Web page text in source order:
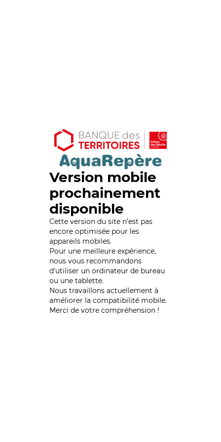
Version mobile
prochainement
disponible
Cette version du site n’est pas
encore optimisée pour les
appareils mobiles.
Pour une meilleure expérience,
nous vous recommandons
d'utiliser un ordinateur de bureau
ou une tablette.
Nous travaillons actuellement à
améliorer la compatibilité mobile.
Merci de votre compréhension !